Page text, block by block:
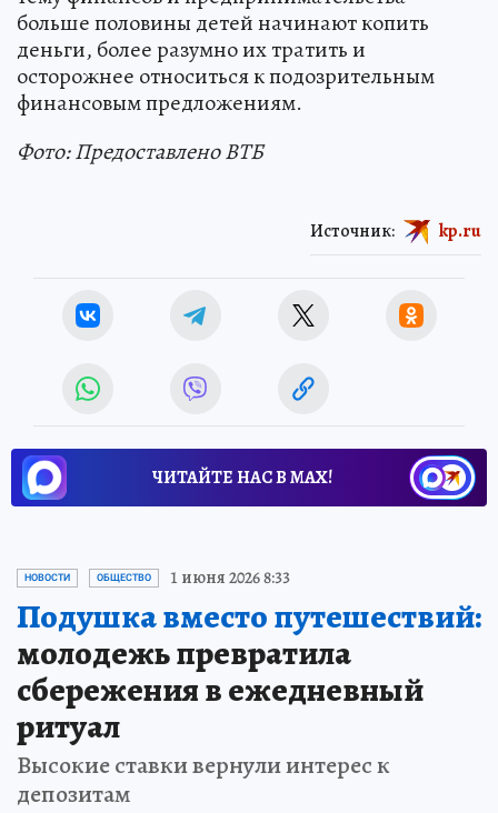
больше половины детей начинают копить
деньги, более разумно их тратить и
осторожнее относиться к подозрительным
финансовым предложениям.
Фото: Предоставлено ВТБ
Источник: kp.ru
ЧИТАЙТЕ НАС В МАХ!
НОВОСТИ ОБЩЕСТВО 1 июня 2026 8:33
Подушка вместо путешествий:
молодежь превратила
сбережения в ежедневный
ритуал
Высокие ставки вернули интерес к
депозитам